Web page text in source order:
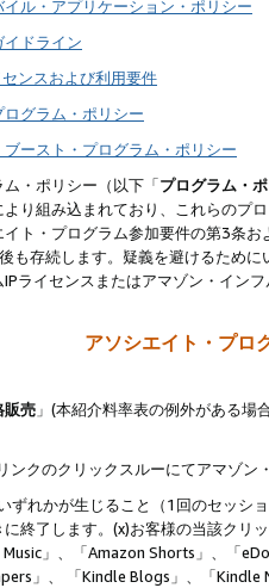
ル・アプリケーション・ポリシー
ドライン
ンスおよび利用要件
グラム・ポリシー
ースト・プログラム・ポリシー
・ポリシー（以下「プログラム・
り組み込まれており、これらのプ
ト・プログラム参加要件の第3条
も存続します。疑義を避けるため
ライセンスまたはアマゾン・イン
アソシエイト・プロ
販売 」(本紹介料率表の例外がある
ンクのクリックスルーにてアマゾン
ずれかが生じること（1回のセッシ
終了します。(x)お客様の当該ク
」、「Amazon Shorts」、「
」、 「Kindle Blogs」、「